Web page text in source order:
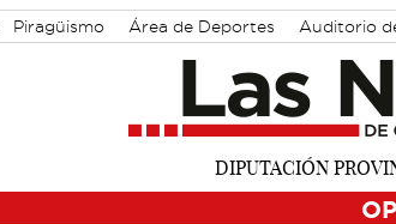
Piragüismo Área de Deportes Auditorio